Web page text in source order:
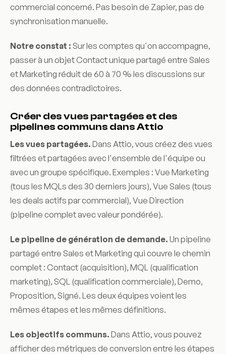
commercial concerné. Pas besoin de Zapier, pas de
synchronisation manuelle.
Notre constat : Sur les comptes qu'on accompagne,
passer à un objet Contact unique partagé entre Sales
et Marketing réduit de 60 à 70 % les discussions sur
des données contradictoires.
Créer des vues partagées et des
pipelines communs dans Attio
Les vues partagées. Dans Attio, vous créez des vues
filtrées et partagées avec l'ensemble de l'équipe ou
avec un groupe spécifique. Exemples : Vue Marketing
(tous les MQLs des 30 derniers jours), Vue Sales (tous
les deals actifs par commercial), Vue Direction
(pipeline complet avec valeur pondérée).
Le pipeline de génération de demande. Un pipeline
partagé entre Sales et Marketing qui couvre le chemin
complet : Contact (acquisition), MQL (qualification
marketing), SQL (qualification commerciale), Demo,
Proposition, Signé. Les deux équipes voient les
mêmes étapes et les mêmes définitions.
Les objectifs communs. Dans Attio, vous pouvez
afficher des métriques de conversion entre les étapes